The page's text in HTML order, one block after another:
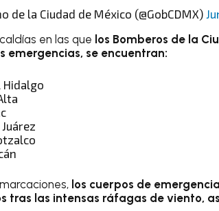
de la Ciudad de México (@GobCDMX)
en las que los Bomberos de la
emergencias, se encuentran:
Hidalgo
los cuerpos de
tras las intensas ráfagas de viento,